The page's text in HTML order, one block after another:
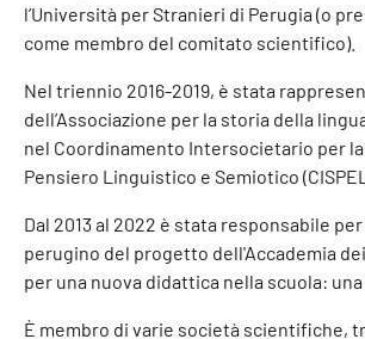
l’Università per Stranieri di Perugia (o
come membro del comitato scientifico).
Nel triennio 2016-2019, è stata
dell’Associazione per la storia della
nel Coordinamento Intersocietario per
Pensiero Linguistico e Semiotico
Dal 2013 al 2022 è stata responsabile
perugino del progetto dell'Accademia
per una nuova didattica nella scuola:
È membro di varie società scientifiche,